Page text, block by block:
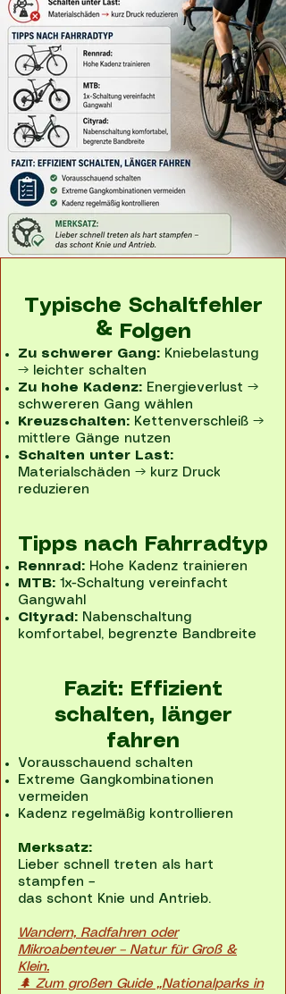
Typische Schaltfehler
& Folgen
Zu schwerer Gang: Kniebelastung
→ leichter schalten
Zu hohe Kadenz: Energieverlust →
schwereren Gang wählen
Kreuzschalten: Kettenverschleiß →
mittlere Gänge nutzen
Schalten unter Last:
Materialschäden → kurz Druck
reduzieren
Tipps nach Fahrradtyp
Rennrad: Hohe Kadenz trainieren
MTB: 1x-Schaltung vereinfacht
Gangwahl
Cityrad: Nabenschaltung
komfortabel, begrenzte Bandbreite
Fazit: Effizient
schalten, länger
fahren
Vorausschauend schalten
Extreme Gangkombinationen
vermeiden
Kadenz regelmäßig kontrollieren
Merksatz:
Lieber schnell treten als hart
stampfen –
das schont Knie und Antrieb.
Wandern, Radfahren oder
Mikroabenteuer – Natur für Groß &
Klein.
🌲 Zum großen Guide „Nationalparks in